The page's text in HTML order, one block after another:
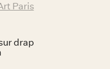
Paris
drap